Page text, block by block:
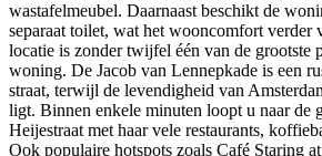
wastafelmeubel. Daarnaast beschikt de
separaat toilet, wat het wooncomfort
locatie is zonder twijfel één van de grootste
woning. De Jacob van Lennepkade is een
straat, terwijl de levendigheid van
ligt. Binnen enkele minuten loopt u naar de
Heijestraat met haar vele restaurants,
Ook populaire hotspots zoals Café Staring